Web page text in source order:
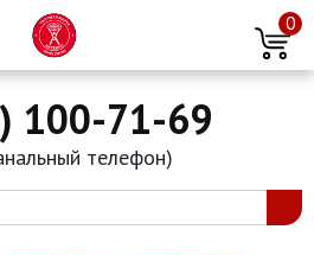
0
100-71-69
телефон)